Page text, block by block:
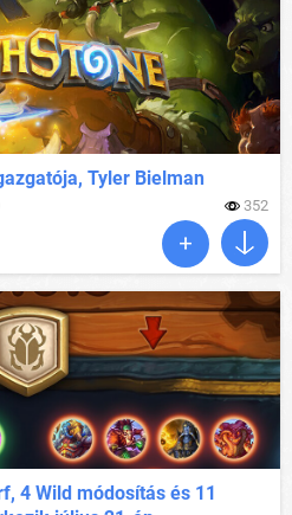
Tyler Bielman
352
4 Wild módosítás és 11